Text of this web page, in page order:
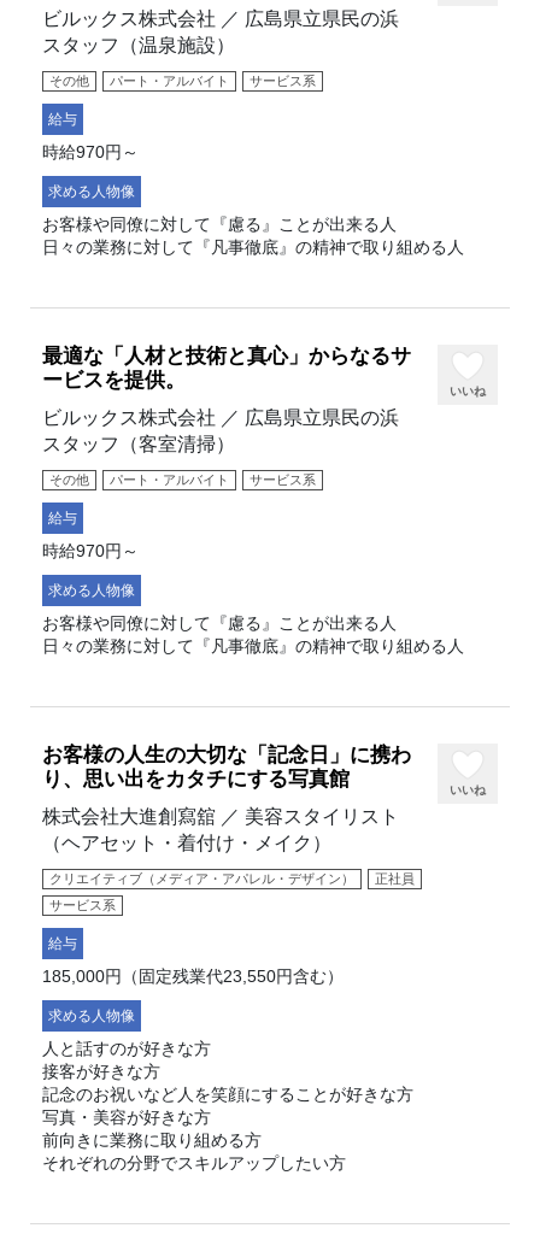
ビルックス株式会社 ／ 広島県立県民の浜
スタッフ（温泉施設）
その他 パート・アルバイト サービス系
給与
時給970円～
求める人物像
お客様や同僚に対して『慮る』ことが出来る人
日々の業務に対して『凡事徹底』の精神で取り組める人
最適な「人材と技術と真心」からなるサ
ービスを提供。
ビルックス株式会社 ／ 広島県立県民の浜
スタッフ（客室清掃）
いいね
その他 パート・アルバイト サービス系
給与
時給970円～
求める人物像
お客様や同僚に対して『慮る』ことが出来る人
日々の業務に対して『凡事徹底』の精神で取り組める人
お客様の人生の大切な「記念日」に携わ
り、思い出をカタチにする写真館
株式会社大進創寫舘 ／ 美容スタイリスト
（ヘアセット・着付け・メイク）
いいね
クリエイティブ（メディア・アパレル・デザイン）
正社員
サービス系
給与
185,000円（固定残業代23,550円含む）
求める人物像
人と話すのが好きな方
接客が好きな方
記念のお祝いなど人を笑顔にすることが好きな方
写真・美容が好きな方
前向きに業務に取り組める方
それぞれの分野でスキルアップしたい方